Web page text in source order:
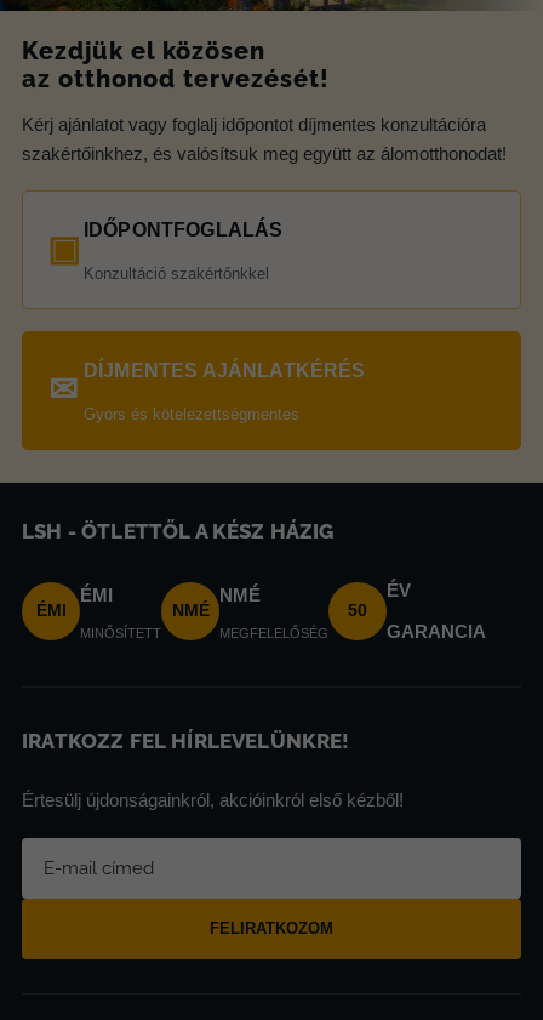
Kezdjük el közösen
az otthonod tervezését!
Kérj ajánlatot vagy foglalj időpontot díjmentes konzultációra
szakértőinkhez, és valósítsuk meg együtt az álomotthonodat!
▣ IDŐPONTFOGLALÁS
Konzultáció szakértőnkkel
✉ DÍJMENTES AJÁNLATKÉRÉS
Gyors és kötelezettségmentes
LSH - ÖTLETTŐL A KÉSZ HÁZIG
ÉMI
ÉMI
MINŐSÍTETT
NMÉ
NMÉ
MEGFELELŐSÉG
50
ÉV
GARANCIA
IRATKOZZ FEL HÍRLEVELÜNKRE!
Értesülj újdonságainkról, akcióinkról első kézből!
FELIRATKOZOM